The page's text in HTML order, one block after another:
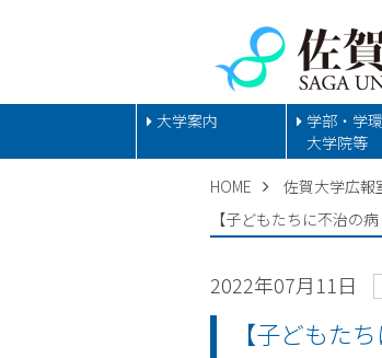
大学案内
学部・学
大学院等
HOME 佐賀大学広報
【子どもたちに不治の
2022年07月11日
【子どもた